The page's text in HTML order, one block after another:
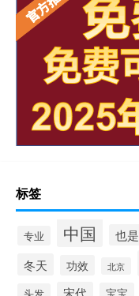
标签
专业 中国 也是
冬天 功效 北京
宋代